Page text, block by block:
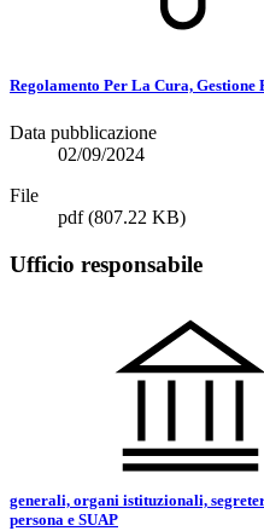
Regolamento Per La Cura,
Data pubblicazione
02/09/2024
File
pdf(807.22 KB)
Ufficio responsabile
generali, organi istituzionali,
persona e SUAP